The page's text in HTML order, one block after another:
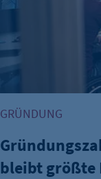
GRÜNDUNG
bleibt größte